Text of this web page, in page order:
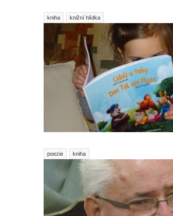
kniha knižní hlídka
poezie kniha